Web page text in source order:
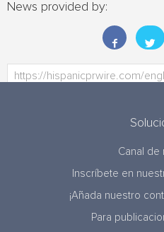
News provided by:
Canal de
Inscríbete en
¡Añada nuestro
Para